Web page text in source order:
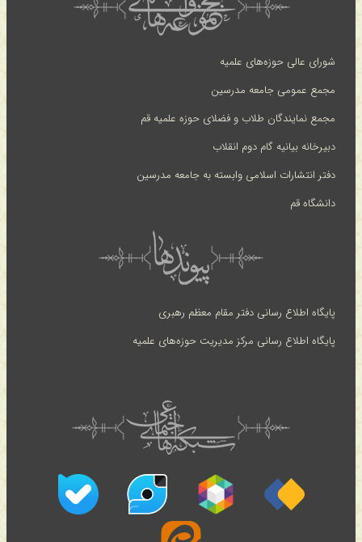
شورای عالی حوزه‌های علمیه
مجمع عمومی جامعه مدرسین
مجمع نمایندگان طلاب و فضلای حوزه علمیه قم
دبیرخانه بیانیه گام دوم انقلاب
دفتر انتشارات اسلامی وابسته به جامعه مدرسین
دانشگاه قم
پایگاه اطلاع رسانی دفتر مقام معظم رهبری
پایگاه اطلاع رسانی مرکز مدیریت حوزه‌های علمیه